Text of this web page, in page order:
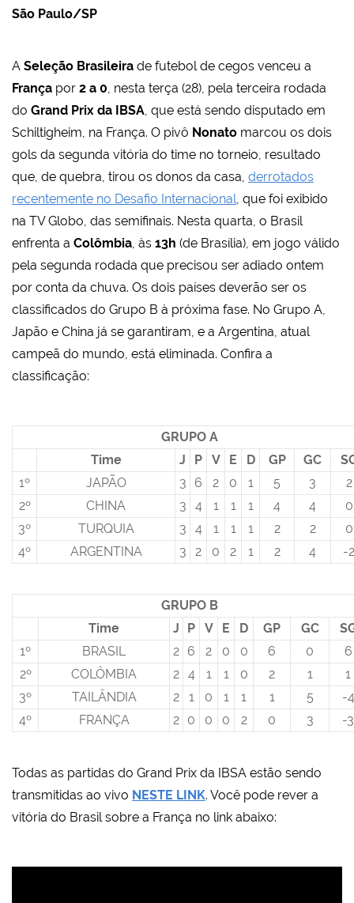
São Paulo/SP
A Seleção Brasileira de futebol de cegos venceu a
França por 2 a 0 , nesta terça (28), pela terceira rodada
do Grand Prix da IBSA , que está sendo disputado em
Schiltigheim, na França. O pivô Nonato marcou os dois
gols da segunda vitória do time no torneio, resultado
que, de quebra, tirou os donos da casa, derrotados
recentemente no Desafio Internacional , que foi exibido
na TV Globo, das semifinais. Nesta quarta, o Brasil
enfrenta a Colômbia , às 13h (de Brasília), em jogo válido
pela segunda rodada que precisou ser adiado ontem
por conta da chuva. Os dois países deverão ser os
classificados do Grupo B à próxima fase. No Grupo A,
Japão e China já se garantiram, e a Argentina, atual
campeã do mundo, está eliminada. Confira a
classificação:
GRUPO A
Time
J P V E D GP GC
1º
JAPÃO 3 6 2 0 1 5 3
2
2º
CHINA 3 4 1 1 1 4 4
0
3º
TURQUIA 3 4 1 1 1 2 2
0
4º
ARGENTINA 3 2 0 2 1 2 4 -2
GRUPO B
Time
J P V E D GP GC
1º
BRASIL 2 6 2 0 0 6 0
6
2º
COLÔMBIA 2 4 1 1 0 2 1
1
3º
TAILÂNDIA 2 1 0 1 1 1 5
-4
4º
FRANÇA 2 0 0 0 2 0 3 -3
Todas as partidas do Grand Prix da IBSA estão sendo
transmitidas ao vivo NESTE LINK. Você pode rever a
vitória do Brasil sobre a França no link abaixo: